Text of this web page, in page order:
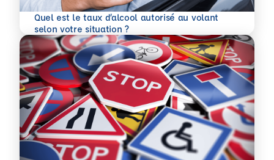
Quel est le taux d’alcool autorisé au volant
selon votre situation ?
En savoir plus